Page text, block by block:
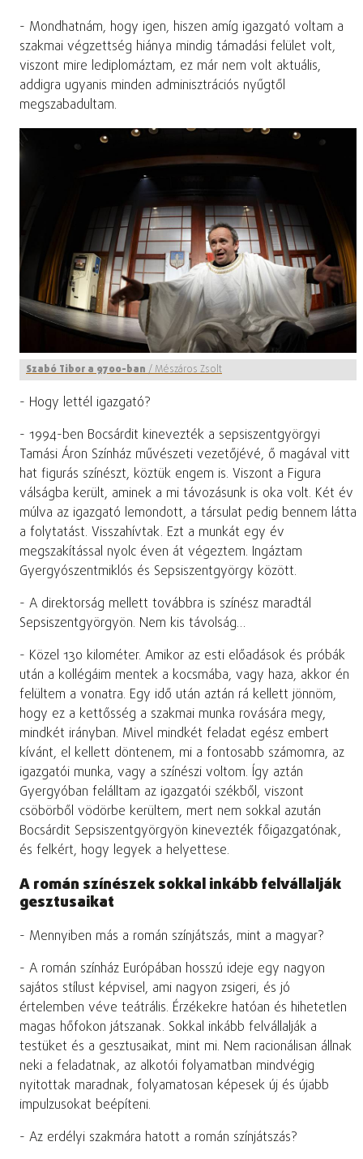
- Mondhatnám, hogy igen, hiszen amíg igazgató voltam a
szakmai végzettség hiánya mindig támadási felület volt,
viszont mire lediplomáztam, ez már nem volt aktuális,
addigra ugyanis minden adminisztrációs nyűgtől
megszabadultam.
Szabó Tibor a 9700-ban/Mészáros Zsolt
- Hogy lettél igazgató?
- 1994-ben Bocsárdit kinevezték a sepsiszentgyörgyi
Tamási Áron Színház művészeti vezetőjévé, ő magával vitt
hat figurás színészt, köztük engem is. Viszont a Figura
válságba került, aminek a mi távozásunk is oka volt. Két év
múlva az igazgató lemondott, a társulat pedig bennem látta
a folytatást. Visszahívtak. Ezt a munkát egy év
megszakítással nyolc éven át végeztem. Ingáztam
Gyergyószentmiklós és Sepsiszentgyörgy között.
- A direktorság mellett továbbra is színész maradtál
Sepsiszentgyörgyön. Nem kis távolság…
- Közel 130 kilométer. Amikor az esti előadások és próbák
után a kollégáim mentek a kocsmába, vagy haza, akkor én
felültem a vonatra. Egy idő után aztán rá kellett jönnöm,
hogy ez a kettősség a szakmai munka rovására megy,
mindkét irányban. Mivel mindkét feladat egész embert
kívánt, el kellett döntenem, mi a fontosabb számomra, az
igazgatói munka, vagy a színészi voltom. Így aztán
Gyergyóban felálltam az igazgatói székből, viszont
csöbörből vödörbe kerültem, mert nem sokkal azután
Bocsárdit Sepsiszentgyörgyön kinevezték főigazgatónak,
és felkért, hogy legyek a helyettese.
A román színészek sokkal inkább felvállalják
gesztusaikat
- Mennyiben más a román színjátszás, mint a magyar?
- A román színház Európában hosszú ideje egy nagyon
sajátos stílust képvisel, ami nagyon zsigeri, és jó
értelemben véve teátrális. Érzékekre hatóan és hihetetlen
magas hőfokon játszanak. Sokkal inkább felvállalják a
testüket és a gesztusaikat, mint mi. Nem racionálisan állnak
neki a feladatnak, az alkotói folyamatban mindvégig
nyitottak maradnak, folyamatosan képesek új és újabb
impulzusokat beépíteni.
- Az erdélyi szakmára hatott a román színjátszás?